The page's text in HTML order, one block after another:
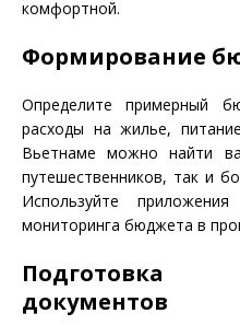
комфортной.
Формирование
Определите примерный
расходы на жилье,
Вьетнаме можно найти
путешественников, так и
Используйте
мониторинга бюджета в
Подготовка
документов